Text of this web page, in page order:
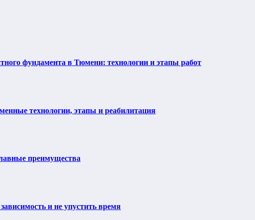
фундамента в Тюмени: технологии и этапы работ
технологии, этапы и реабилитация
преимущества
и не упустить время